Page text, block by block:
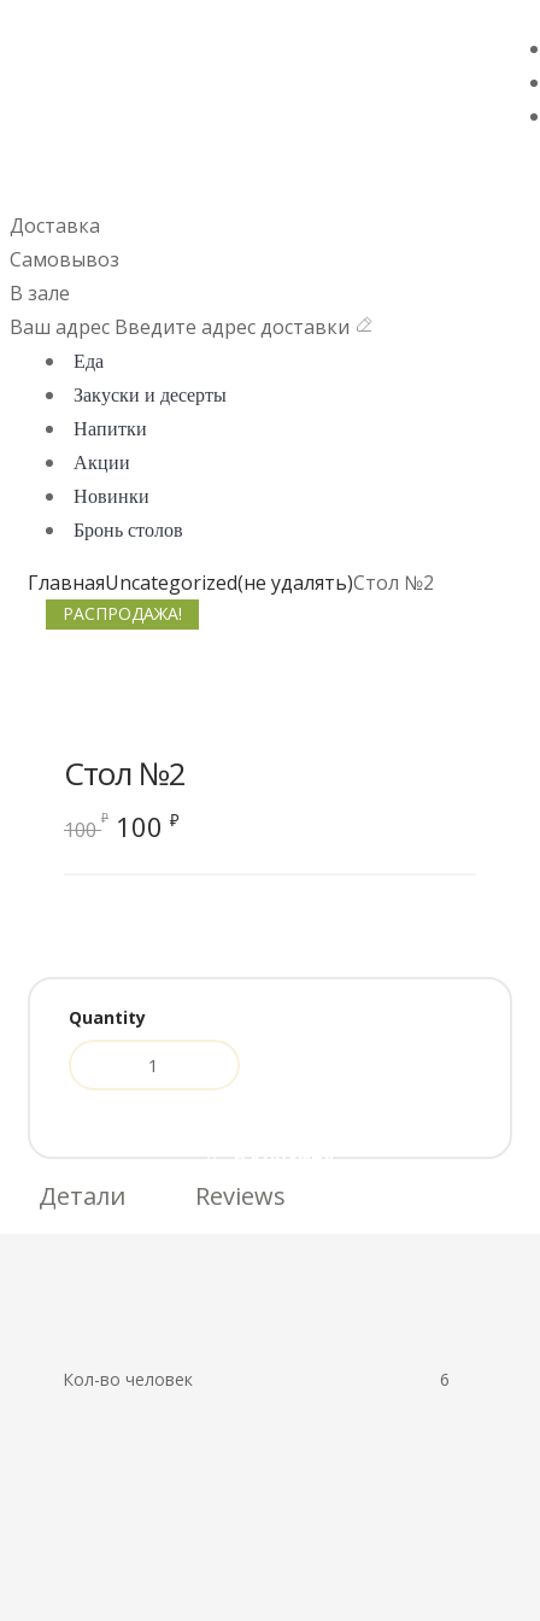
Доставка
Самовывоз
В зале
Ваш адрес Введите адрес доставки
Еда
Закуски и десерты
Напитки
Акции
Новинки
Бронь столов
ГлавнаяUncategorized(не удалять)Стол №2
РАСПРОДАЖА!
Стол №2
100₽ Первоначальная
100 ₽
Quantity
Детали Reviews
Кол-во человек 6